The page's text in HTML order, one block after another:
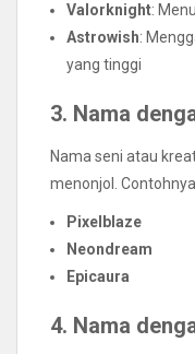
Valorknight:
Astrowish:
yang tinggi
3. Nama
Nama seni atau
menonjol.
Pixelblaze
Neondream
Epicaura
4. Nama